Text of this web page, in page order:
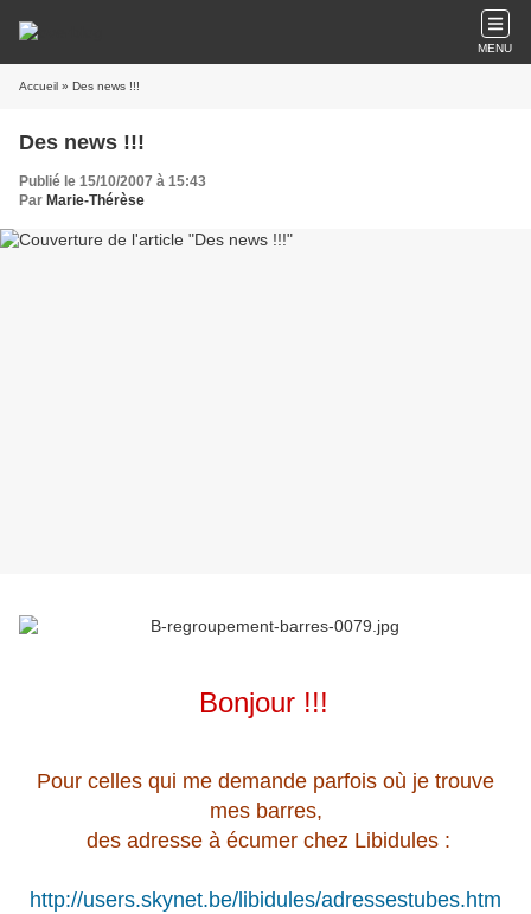
MENU
Accueil » Des news !!!
Des news !!!
Publié le 15/10/2007 à 15:43
Par Marie-Thérèse
Bonjour !!!
Pour celles qui me demande parfois où je trouve
mes barres,
des adresse à écumer chez Libidules :
http://users.skynet.be/libidules/adressestubes.htm